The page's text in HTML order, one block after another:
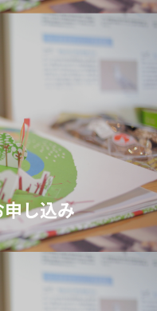
し込み